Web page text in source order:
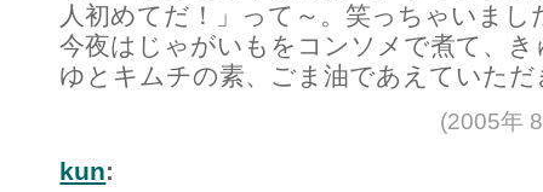
人初めてだ！」って～。笑っちゃいまし
今夜はじゃがいもをコンソメで煮て、
ゆとキムチの素、ごま油であえていた
(2005年
kun: